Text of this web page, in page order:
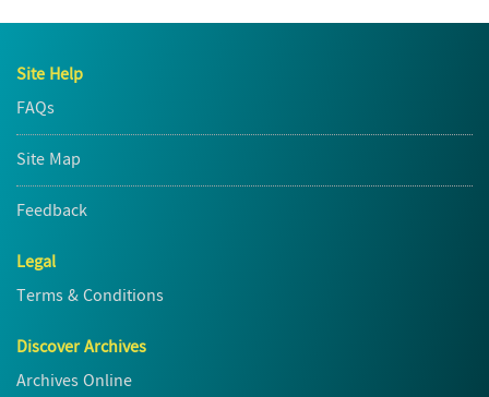
Site Help
FAQs
Site Map
Feedback
Legal
Terms & Conditions
Discover Archives
Archives Online